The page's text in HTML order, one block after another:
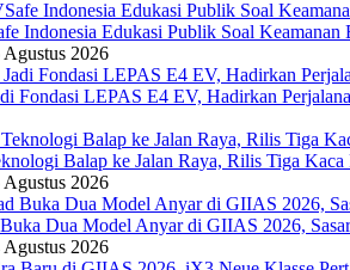
Indonesia Edukasi Publik Soal
Agustus 2026
Fondasi LEPAS E4 EV, Hadirkan
Balap ke Jalan Raya, Rilis Tiga
Agustus 2026
Dua Model Anyar di GIIAS 2026, Sasar
Agustus 2026